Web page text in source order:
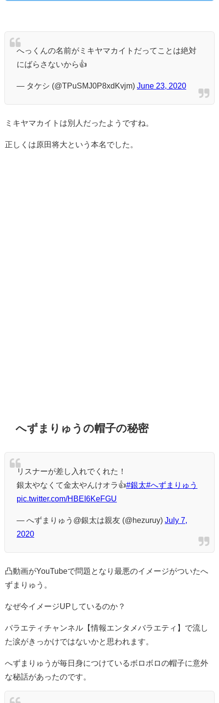
へっくんの名前がミキヤマカイトだってことは絶対
にばらさないから👍
— タケシ (@TPuSMJ0P8xdKvjm) June 23, 2020
ミキヤマカイトは別人だったようですね。
正しくは原田将大という本名でした。
へずまりゅうの帽子の秘密
リスナーが差し入れでくれた！
銀太やなくて金太やんけオラ👍#銀太#へずまりゅう
pic.twitter.com/HBEI6KeFGU
— へずまりゅう@銀太は親友 (@hezuruy) July 7,
2020
凸動画がYouTubeで問題となり最悪のイメージがついたへ
ずまりゅう。
なぜ今イメージUPしているのか？
バラエティチャンネル【情報エンタメバラエティ】で流し
た涙がきっかけではないかと思われます。
へずまりゅうが毎日身につけているボロボロの帽子に意外
な秘話があったのです。